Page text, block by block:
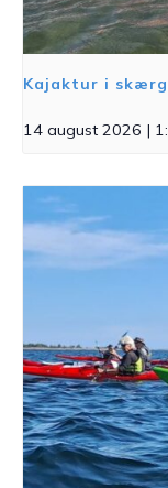
Kajaktur i
14 august 2026 |